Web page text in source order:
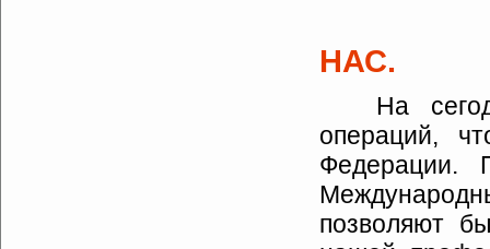
НАС.
На
операций,
Федерации.
позволяют